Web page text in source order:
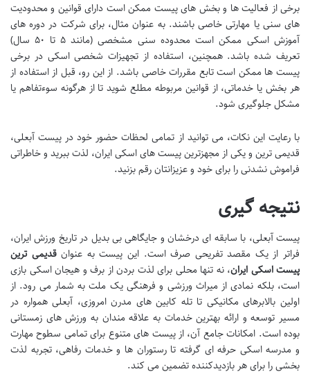
برخی از فعالیت ها و بخش های پیست ممکن است دارای قوانین و محدودیت
های سنی یا مهارتی خاصی باشند. به عنوان مثال، برای شرکت در دوره های
آموزش اسکی ممکن است محدوده سنی مشخصی (مانند ۵ تا ۵۰ سال)
تعریف شده باشد. همچنین، استفاده از تجهیزات شخصی اسکی در برخی
پیست ها ممکن است تابع مقررات خاصی باشد. از این رو، قبل از استفاده از
هر بخش یا خدماتی، از قوانین مربوطه مطلع شوید تا از هرگونه سوءتفاهم یا
مشکل جلوگیری شود.
با رعایت این نکات، می توانید از تمامی لحظات حضور خود در پیست آبعلی،
قدیمی ترین و یکی از مجهزترین پیست های اسکی ایران، لذت ببرید و خاطراتی
فراموش نشدنی را برای خود و عزیزانتان رقم بزنید.
نتیجه گیری
پیست آبعلی، با سابقه ای درخشان و جایگاهی بی بدیل در تاریخ ورزش ایران،
فراتر از یک مقصد تفریحی صرف است. این پیست به عنوانقدیمی ترین
پیست اسکی ایران، نه تنها محلی برای لذت بردن از برف و هیجان اسکی بازی
است، بلکه نمادی از میراث ورزشی و فرهنگی یک ملت به شمار می رود. از
اولین بالابرهای مکانیکی تا تله کابین های مدرن امروزی، آبعلی همواره در
مسیر توسعه و ارائه بهترین خدمات به علاقه مندان به ورزش های زمستانی
بوده است. امکانات جامع آن، از پیست های متنوع برای تمامی سطوح مهارت
و مدرسه اسکی حرفه ای گرفته تا رستوران ها و خدمات رفاهی، تجربه لذت
بخشی را برای هر بازدیدکننده تضمین می کند.